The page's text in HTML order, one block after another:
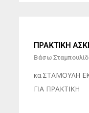
ΠΡΑΚΤΙΚΗ
Βάσω
κα.ΣΤΑΜΟΥΛΗ
ΓΙΑ ΠΡΑΚΤΙΚΗ